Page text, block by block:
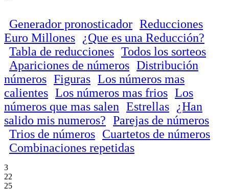
Generador pronosticador Reducciones
Euro Millones
¿Que es una Reducción?
Tabla de reducciones Todos los sorteos
Apariciones de números Distribución
números Figuras Los números mas
calientes Los números mas frios Los
números que mas salen Estrellas
¿Han
salido mis numeros? Parejas de números
Trios de números Cuartetos de números
Combinaciones repetidas
3
22
25